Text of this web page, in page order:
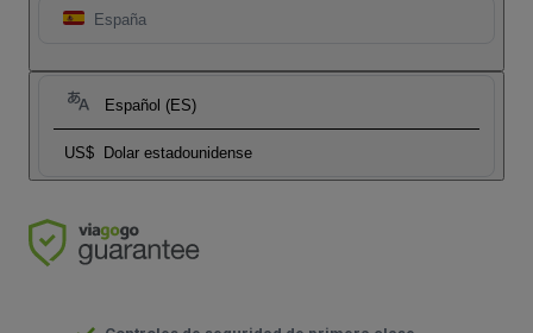
España
Español (ES)
US$ Dolar estadounidense